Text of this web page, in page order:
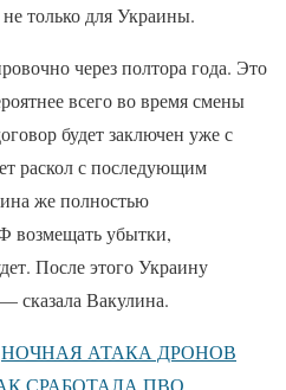
только для Украины.
через полтора года. Это
всего во время смены
будет заключен уже с
раскол с последующим
же полностью
возмещать убытки,
После этого Украину
сказала Вакулина.
НОЧНАЯ АТАКА ДРОНОВ
СРАБОТАЛА ПВО